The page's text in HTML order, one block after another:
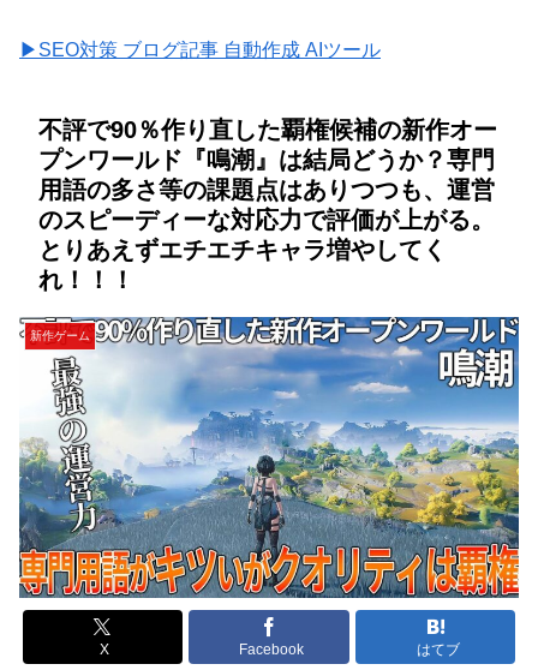
▶SEO対策 ブログ記事 自動作成 AIツール
不評で90％作り直した覇権候補の新作オー
プンワールド『鳴潮』は結局どうか？専門
用語の多さ等の課題点はありつつも、運営
のスピーディーな対応力で評価が上がる。
とりあえずエチエチキャラ増やしてく
れ！！！
新作ゲーム
X Facebook はてブ